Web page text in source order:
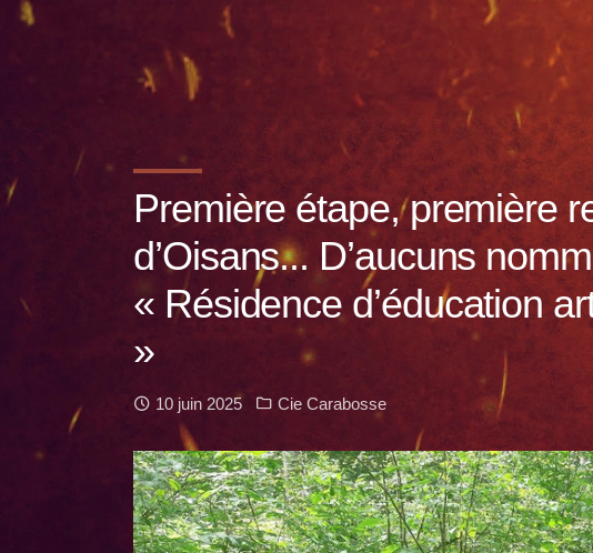
Première étape, première
d’Oisans... D’aucuns
« Résidence d’éducation
»
10 juin 2025 Cie Carabosse